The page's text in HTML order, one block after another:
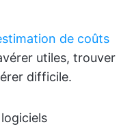
de coûts
utiles, trouver
difficile.